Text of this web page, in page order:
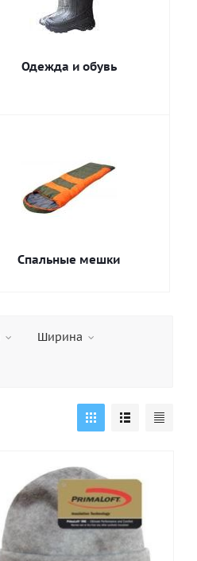
Одежда и обувь
Спальные мешки
Ширина